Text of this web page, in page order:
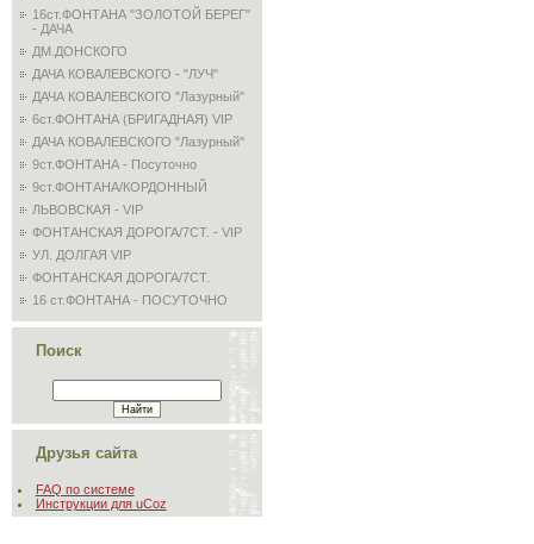
16ст.ФОНТАНА "ЗОЛОТОЙ БЕРЕГ"
- ДАЧА
ДМ.ДОНСКОГО
ДАЧА КОВАЛЕВСКОГО - "ЛУЧ"
ДАЧА КОВАЛЕВСКОГО "Лазурный"
6ст.ФОНТАНА (БРИГАДНАЯ) VIP
ДАЧА КОВАЛЕВСКОГО "Лазурный"
9ст.ФОНТАНА - Посуточно
9ст.ФОНТАНА/КОРДОННЫЙ
ЛЬВОВСКАЯ - VIP
ФОНТАНСКАЯ ДОРОГА/7СТ. - VIP
УЛ. ДОЛГАЯ VIP
ФОНТАНСКАЯ ДОРОГА/7СТ.
16 ст.ФОНТАНА - ПОСУТОЧНО
Поиск
Друзья сайта
FAQ по системе
Инструкции для uCoz